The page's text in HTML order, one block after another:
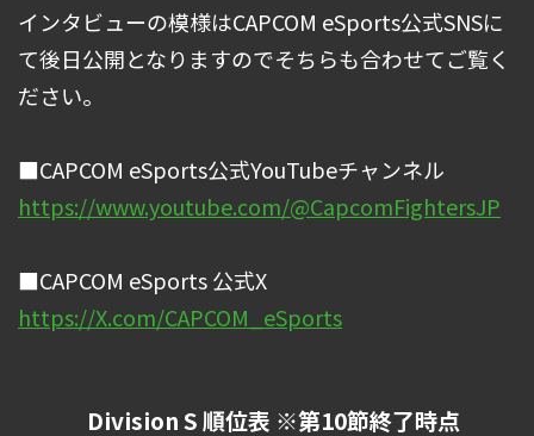
インタビューの模様はCAPCOM eSports公式SNSに
て後日公開となりますのでそちらも合わせてご覧く
ださい。
■CAPCOM eSports公式YouTubeチャンネル
https://www.youtube.com/@CapcomFightersJP
■CAPCOM eSports 公式X
https://X.com/CAPCOM_eSports
Division S 順位表 ※第10節終了時点